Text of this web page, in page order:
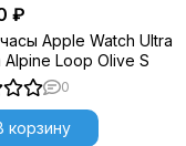
₽
Apple Watch Ultra
Alpine Loop Olive S
0
корзину